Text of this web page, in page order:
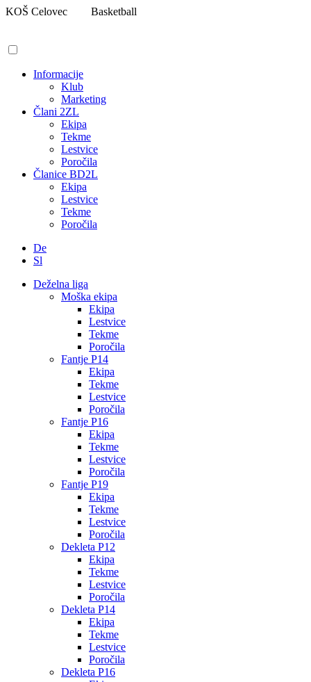
Pojdi
KOŠ Celovec Basketball
Informacije
Klub
Marketing
Člani 2ZL
Ekipa
Tekme
Lestvice
Poročila
Članice BD2L
Ekipa
Lestvice
Tekme
Poročila
De
Sl
Deželna liga
Moška ekipa
Ekipa
Lestvice
Tekme
Poročila
Fantje P14
Ekipa
Tekme
Lestvice
Poročila
Fantje P16
Ekipa
Tekme
Lestvice
Poročila
Fantje P19
Ekipa
Tekme
Lestvice
Poročila
Dekleta P12
Ekipa
Tekme
Lestvice
Poročila
Dekleta P14
Ekipa
Tekme
Lestvice
Poročila
Dekleta P16